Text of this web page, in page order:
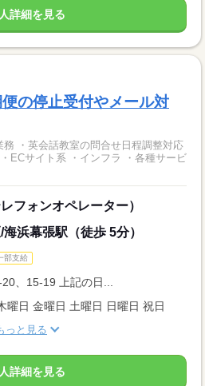
詳細を見る
便の停止受付やメール対
フォンオペレーター）
浜幕張駅（徒歩 5分）
部支給
、15-19 上記の日...
曜日 金曜日 土曜日 日曜日 祝日
っと見る
詳細を見る